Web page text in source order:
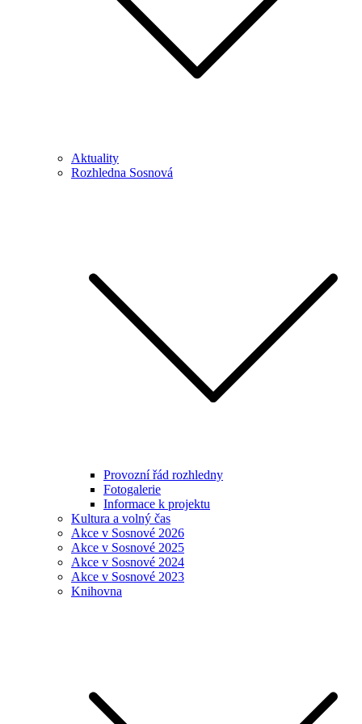
Aktuality
Rozhledna Sosnová
Provozní řád rozhledny
Fotogalerie
Informace k projektu
Kultura a volný čas
Akce v Sosnové 2026
Akce v Sosnové 2025
Akce v Sosnové 2024
Akce v Sosnové 2023
Knihovna